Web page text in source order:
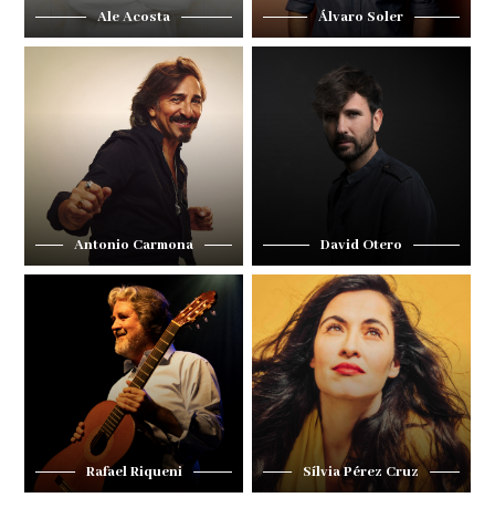
Ale Acosta Álvaro Soler
Antonio Carmona David Otero
Rafael Riqueni Sílvia Pérez Cruz